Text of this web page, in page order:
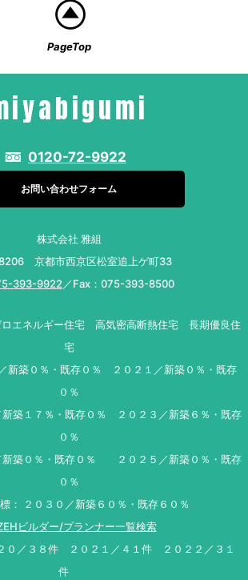
PageTop
0120-72-9922
お問い合わせフォーム
株式会社 雅組
京都市西京区松室追上ゲ町33
393-9922 ／Fax：075-393-8500
エネルギー住宅 高気密高断熱住宅 長期優良住
宅
新築０％・既存０％ ２０２１／新築０％・既存
０％
％・既存０％ ２０２３／新築６％・既存
０％
％・既存０％ ２０２５／新築０％・既存
０％
： ２０３０／新築６０％・既存６０％
ビルダー/プランナー一覧検索
０／３８件 ２０２１／４１件 ２０２２／３１
件